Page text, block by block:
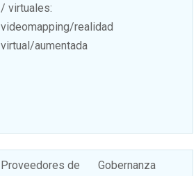
/ virtuales:
videomapping/realidad
virtual/aumentada
Proveedores de
Gobernanza